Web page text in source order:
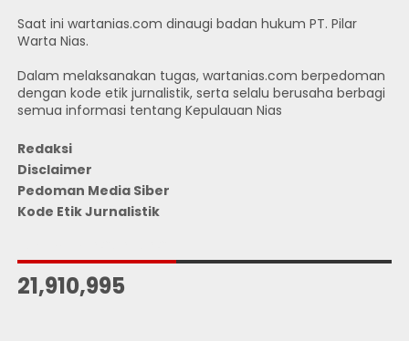
Saat ini wartanias.com dinaugi badan hukum PT. Pilar
Warta Nias.
Dalam melaksanakan tugas, wartanias.com berpedoman
dengan kode etik jurnalistik, serta selalu berusaha berbagi
semua informasi tentang Kepulauan Nias
Redaksi
Disclaimer
Pedoman Media Siber
Kode Etik Jurnalistik
21,910,995